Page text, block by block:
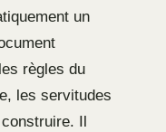
un
règles du
les servitudes
Il